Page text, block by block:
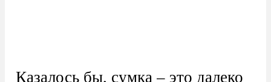
Казалось бы, сумка – это далеко